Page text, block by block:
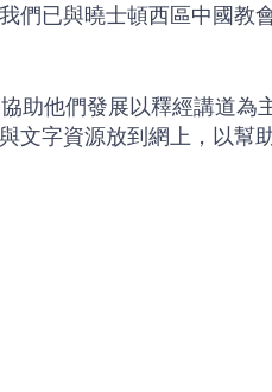
們已與曉士頓西區中國教
助他們發展以釋經講道為
文字資源放到網上，以幫